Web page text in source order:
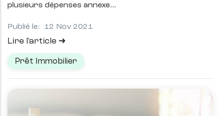
plusieurs dépenses annexe
Publié le: 12 Nov 2021
Lire l'article
Prêt Immobilier